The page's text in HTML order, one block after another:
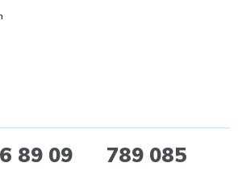
89 09 789 085